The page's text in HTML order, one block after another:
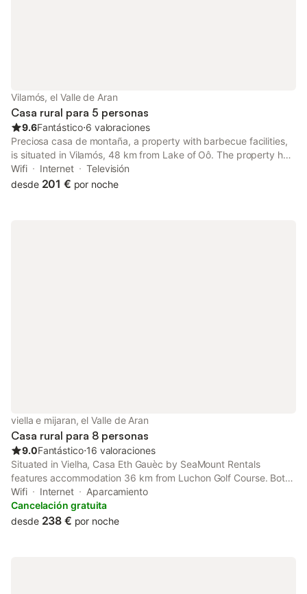
Vilamós, el Valle de Aran
Casa rural para 5 personas
9.6Fantástico⋅6 valoraciones
Preciosa casa de montaña, a property with barbecue facilities,
is situated in Vilamós, 48 km from Lake of Oô. The property has
mountain and quiet street views, and is 34 km from Luchon Golf
Course.
Wifi Internet
Televisión
desde 201 € por noche
viella e mijaran, el Valle de Aran
Casa rural para 8 personas
9.0Fantástico⋅16 valoraciones
Situated in Vielha, Casa Eth Gauèc by SeaMount Rentals
features accommodation 36 km from Luchon Golf Course. Both
free WiFi and parking on-site are available at the chalet free of
charge.
Wifi Internet
Aparcamiento
Cancelación gratuita
desde 238 € por noche